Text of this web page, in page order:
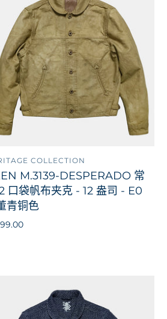
COLLECTION
M.3139-DESPERADO 常
口袋帆布夹克 - 12 盎司 - E0
青铜色